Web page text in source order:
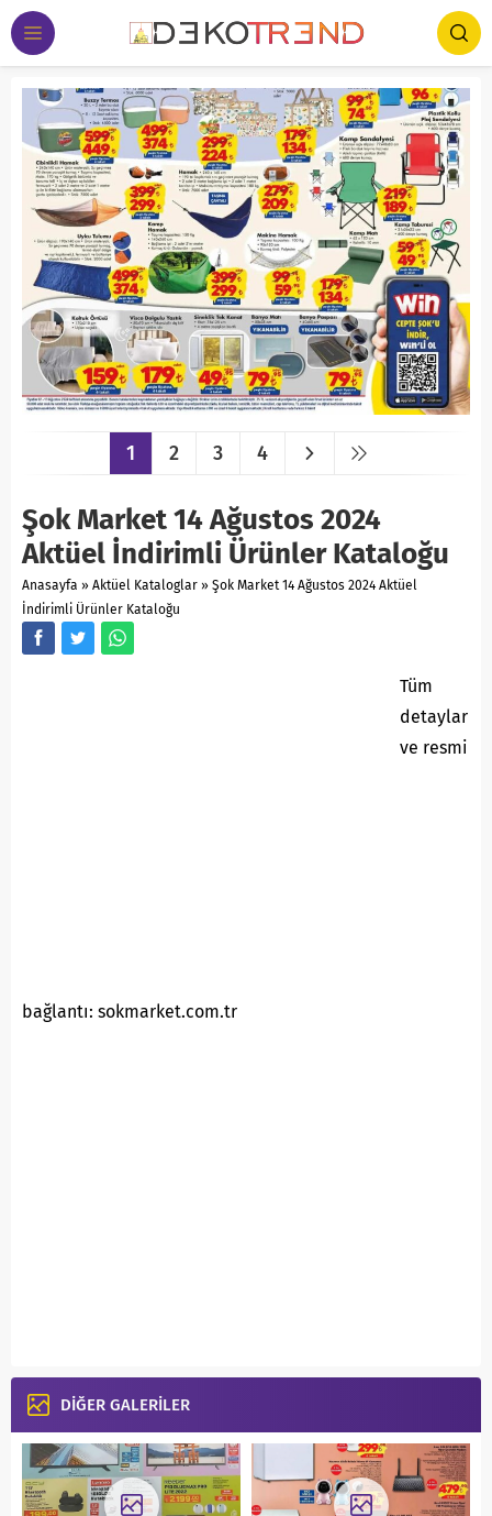
1 2 3 4
Şok Market 14 Ağustos 2024
Aktüel İndirimli Ürünler Kataloğu
Anasayfa » Aktüel Kataloglar » Şok Market 14 Ağustos 2024 Aktüel
İndirimli Ürünler Kataloğu
Tüm
detaylar
ve resmi
bağlantı: sokmarket.com.tr
DİĞER GALERİLER